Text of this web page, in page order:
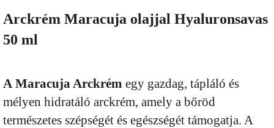
Arckrém Maracuja olajjal Hyaluronsavas
50 ml
A Maracuja Arckrém egy gazdag, tápláló és
mélyen hidratáló arckrém, amely a bőröd
természetes szépségét és egészségét támogatja. A